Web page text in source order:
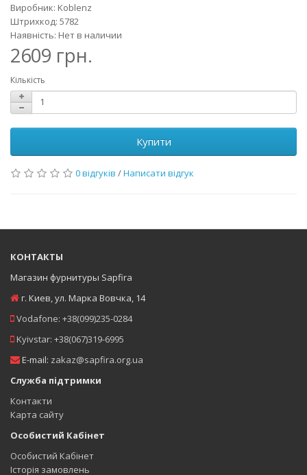
Виробник: Koblenz
Штрихкод: 5782
Наявність: Нет в наличии
2609 грн.
Кількість
Купити
0 відгуків /Написати відгук
КОНТАКТЫ
Магазин фурнитуры Sapfira
г. Киев ул. Марка Вовчка, 14
Vodafone: +38(099)235-0284
Kyivstar: +38(067)319-6995
E-mail: zakaz@sapfira.org.ua
Служба підтримки
Контакти
Карта сайту
Особистий Кабінет
Особистий Кабінет
Історія замовлень